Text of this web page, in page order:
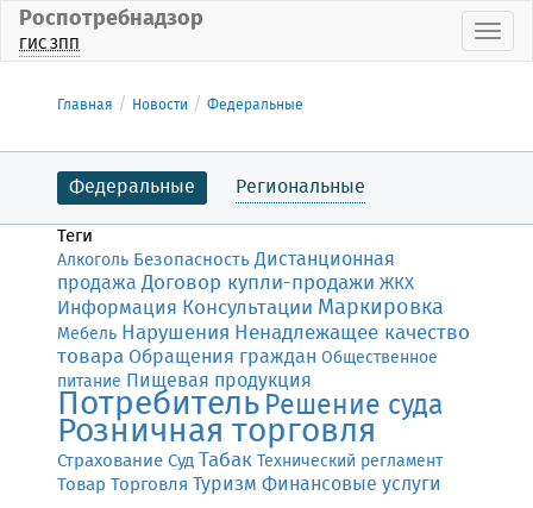
Роспотребнадзор
ГИС ЗПП
Главная Новости Федеральные
Федеральные Региональные
Теги
Алкоголь БезопасностьДистанционная
продажа Договор купли-продажи ЖКХ
Информация Консультации Маркировка
Мебель Нарушения Ненадлежащее качество
товара Обращения граждан Общественное
питание Пищевая продукция
ПотребительРешение суда
Розничная торговля
СтрахованиеСудТабакТехнический регламент
Товар Торговля Туризм Финансовые услуги